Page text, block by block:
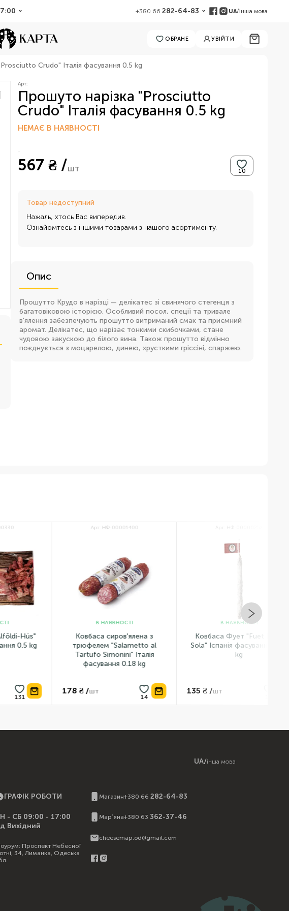
+380 66282-64-83 UA/інша мова
ОБРАНЕ УВІЙТИ
Crudo" Італія фасування 0.5 kg
Арт:
Прошуто нарізка "Prosciutto
Crudo" Італія фасування 0.5 kg
НЕМАЄ В НАЯВНОСТІ
567 ₴ /шт
Товар недоступний
Нажаль, хтось Вас випередив.
Ознайомтесь з іншими товарами з нашого асортименту.
Опис
Прошутто Крудо в нарізці — делікатес зі свинячого стегенця з
багатовіковою історією. Особливий посол, спеції та тривале
в'ялення забезпечують прошутто витриманий смак та приємний
аромат. Делікатес, що нарізає тонкими скибочками, стане
чудовою закускою до білого вина. Також прошутто відмінно
поєднується з моцарелою, динею, хрусткими гріссіні, спаржею.
Арт: НФ-00001400
В НАЯВНОСТІ
Ковбаса сиров'ялена з
трюфелем "Salametto al
Tartufo Simonini" Італія
фасування 0.18 kg
178 ₴ / шт
Арт: НФ-00000252
В НАЯВНОСТІ
Ковбаса Фует "Fuet Extra
Sola" Іспанія фасування 0.15
135 ₴ / шт
UA/інша мова
ГРАФІК РОБОТИ
- СБ 09:00 - 17:00
Вихідний
Проспект Небесної
34, Лиманка, Одеська
Магазин+380 66 282-64-83
Марʼяна+380 63 362-37-46
cheesemap.od@gmail.com